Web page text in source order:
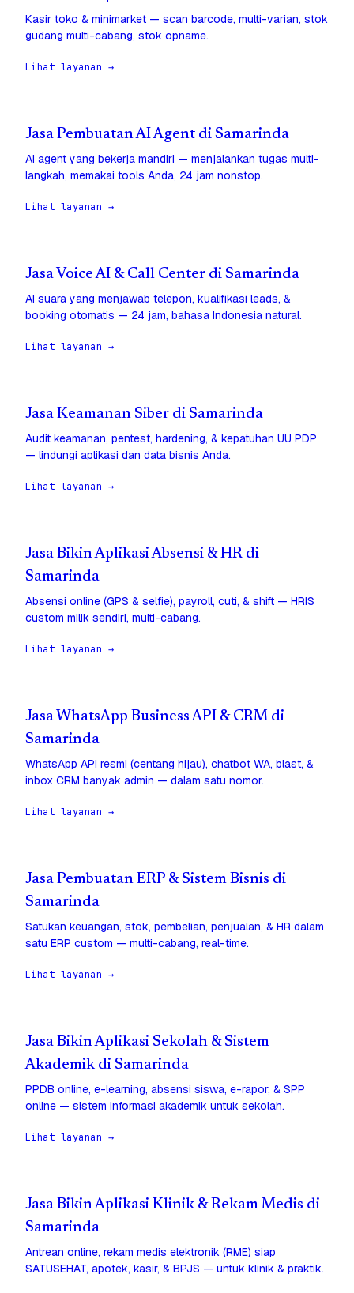
Kasir toko & minimarket — scan barcode, multi-varian, stok
gudang multi-cabang, stok opname.
Lihat layanan →
Jasa Pembuatan AI Agent di Samarinda
AI agent yang bekerja mandiri — menjalankan tugas multi-
langkah, memakai tools Anda, 24 jam nonstop.
Lihat layanan →
Jasa Voice AI & Call Center di Samarinda
AI suara yang menjawab telepon, kualifikasi leads, &
booking otomatis — 24 jam, bahasa Indonesia natural.
Lihat layanan →
Jasa Keamanan Siber di Samarinda
Audit keamanan, pentest, hardening, & kepatuhan UU PDP
— lindungi aplikasi dan data bisnis Anda.
Lihat layanan →
Jasa Bikin Aplikasi Absensi & HR di
Samarinda
Absensi online (GPS & selfie), payroll, cuti, & shift — HRIS
custom milik sendiri, multi-cabang.
Lihat layanan →
Jasa WhatsApp Business API & CRM di
Samarinda
WhatsApp API resmi (centang hijau), chatbot WA, blast, &
inbox CRM banyak admin — dalam satu nomor.
Lihat layanan →
Jasa Pembuatan ERP & Sistem Bisnis di
Samarinda
Satukan keuangan, stok, pembelian, penjualan, & HR dalam
satu ERP custom — multi-cabang, real-time.
Lihat layanan →
Jasa Bikin Aplikasi Sekolah & Sistem
Akademik di Samarinda
PPDB online, e-learning, absensi siswa, e-rapor, & SPP
online — sistem informasi akademik untuk sekolah.
Lihat layanan →
Jasa Bikin Aplikasi Klinik & Rekam Medis di
Samarinda
Antrean online, rekam medis elektronik (RME) siap
SATUSEHAT, apotek, kasir, & BPJS — untuk klinik & praktik.